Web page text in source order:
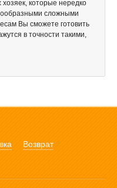
которые нередко
сложными
Вы сможете готовить
в точности такими,
Возврат